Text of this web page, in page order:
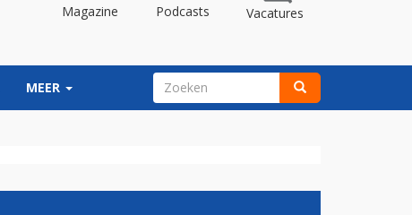
Magazine Podcasts Vacatures
MEER ZOEKVELD